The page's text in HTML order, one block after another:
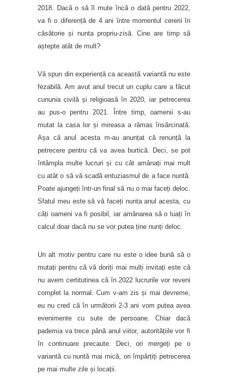
2018. Dacă o să îl mute încă o dată pentru 2022,
va fi o diferență de 4 ani între momentul cererii în
căsătorie și nunta propriu-zisă. Cine are timp să
aștepte atât de mult?
Vă spun din experiență ca această variantă nu este
fezabilă. Am avut anul trecut un cuplu care a făcut
cununia civilă și religioasă în 2020, iar petrecerea
au pus-o pentru 2021. Între timp, oamenii s-au
mutat la casa lor și mireasa a rămas însărcinată.
Așa că anul acesta m-au anunțat că renunță la
petrecere pentru că va avea burtică. Deci, se pot
întâmpla multe lucruri și cu cât amânați mai mult
cu atât o să vă scadă entuziasmul de a face nuntă.
Poate ajungeți într-un final să nu o mai faceți deloc.
Sfatul meu este să vă faceți nunta anul acesta, cu
câți oameni va fi posibil, iar amânarea să o luați în
calcul doar dacă nu se vor putea ține nunți deloc.
Un alt motiv pentru care nu este o idee bună să o
mutați pentru că vă doriți mai mulți invitați este că
nu avem certitutinea că în 2022 lucrurile vor reveni
complet la normal. Cum v-am zis și mai devreme,
eu nu cred că în următorii 2-3 ani vom putea avea
evenimente cu sute de persoane. Chiar dacă
pademia va trece până anul viitor, autoritățiile vor fi
în continuare precaute. Deci, ori mergeți pe o
variantă cu nuntă mai mică, ori împărțiți petrecerea
pe mai multe zile și locații.